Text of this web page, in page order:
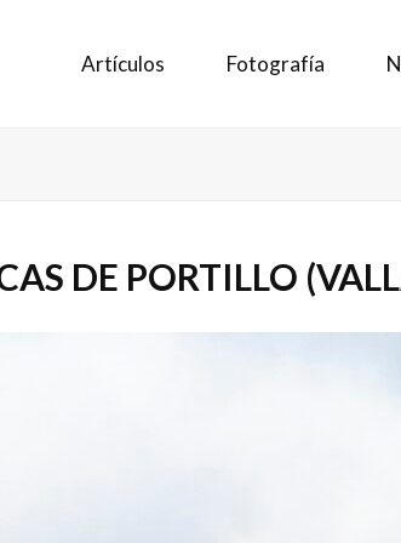
Artículos Fotografía
DE PORTILLO